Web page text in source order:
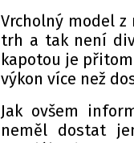
Vrcholný model
trh a tak není
kapotou je
výkon více než
Jak ovšem
neměl dostat